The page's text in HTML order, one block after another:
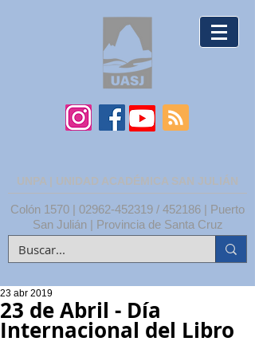
UNPA | UNIDAD ACADÉMICA SAN JULIÁN
Colón 1570 | 02962-452319 / 452186 | Puerto
San Julián | Provincia de Santa Cruz
23 de Abril - Día
Internacional del Libro
23 abr 2019